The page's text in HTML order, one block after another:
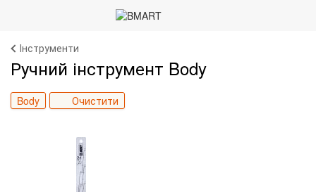
Інструменти
Ручний інструмент Body
Body Очистити